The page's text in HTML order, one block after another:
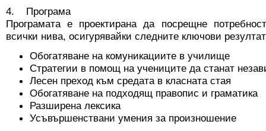
4. Програма
Програмата е проектирана да посрещне
всички нива, осигурявайки следните ключови
Обогатяване на комуникациите в училище
Стратегии в помощ на учениците да станат
Лесен преход към средата в класната стая
Обогатяване на подходящ правопис и граматика
Разширена лексика
Усъвършенствани умения за произношение